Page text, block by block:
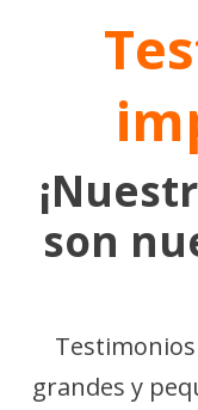
son
grandes y